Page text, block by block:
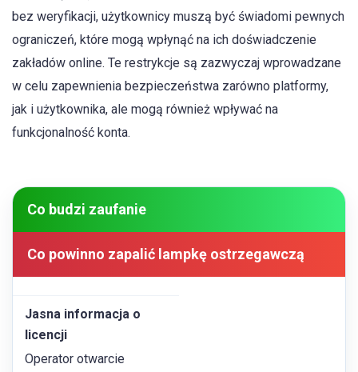
bez weryfikacji, użytkownicy muszą być świadomi pewnych
ograniczeń, które mogą wpłynąć na ich doświadczenie
zakładów online. Te restrykcje są zazwyczaj wprowadzane
w celu zapewnienia bezpieczeństwa zarówno platformy,
jak i użytkownika, ale mogą również wpływać na
funkcjonalność konta.
Co budzi zaufanie
Co powinno zapalić lampkę ostrzegawczą
Jasna informacja o
licencji
Operator otwarcie